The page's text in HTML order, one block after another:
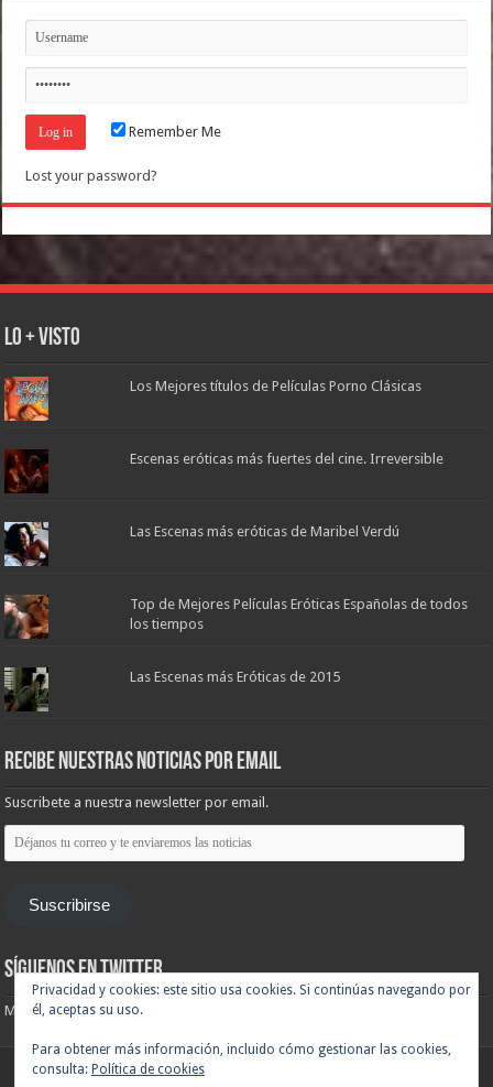
Remember Me
Lost your password?
Lo + Visto
Los Mejores títulos de Películas Porno Clásicas
Escenas eróticas más fuertes del cine. Irreversible
Las Escenas más eróticas de Maribel Verdú
Top de Mejores Películas Eróticas Españolas de todos
los tiempos
Las Escenas más Eróticas de 2015
Recibe nuestras noticias por email
Suscribete a nuestra newsletter por email.
Déjanos
tu
correo
enviaremos
Suscribirse
Síguenos en Twitter
Mis tuits
Privacidad y cookies: este sitio usa cookies. Si continúas navegando por
él, aceptas su uso.
Para obtener más información, incluido cómo gestionar las cookies,
consulta: Política de cookies